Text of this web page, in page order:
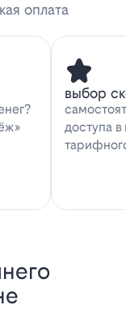
оплата
выбор
доступа